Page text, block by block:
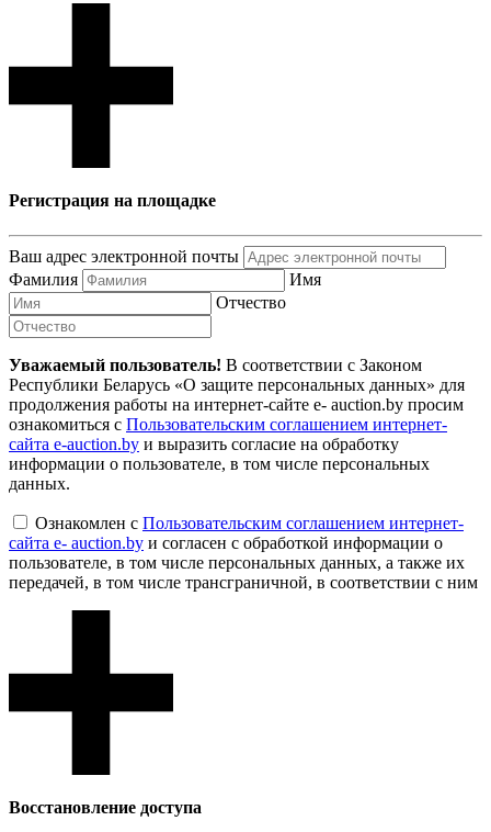
Регистрация на площадке
Ваш адрес электронной почты
Фамилия
Имя
Отчество
Уважаемый пользователь! В соответствии с Законом
Республики Беларусь «О защите персональных данных» для
продолжения работы на интернет-сайте e- auction.by просим
ознакомиться с Пользовательским соглашением интернет-
сайта e-auction.by и выразить согласие на обработку
информации о пользователе, в том числе персональных
данных.
Ознакомлен с Пользовательским соглашением интернет-
сайта e- auction.by и согласен с обработкой информации о
пользователе, в том числе персональных данных, а также их
передачей, в том числе трансграничной, в соответствии с ним
Восcтановление доступа